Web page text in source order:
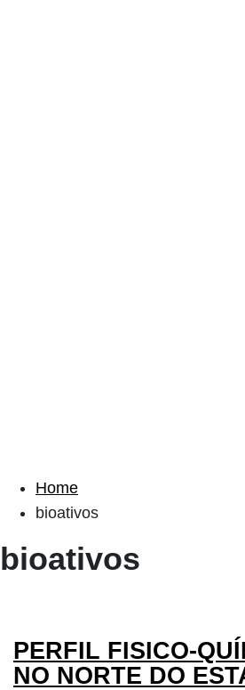
Home
bioativos
bioativos
PERFIL FISICO-
NO NORTE DO